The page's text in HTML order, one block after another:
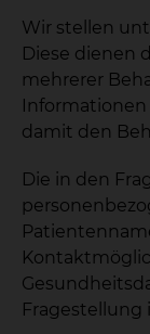
Wir stellen
Diese dienen
mehrerer
damit den
Die in den
Fragestellung